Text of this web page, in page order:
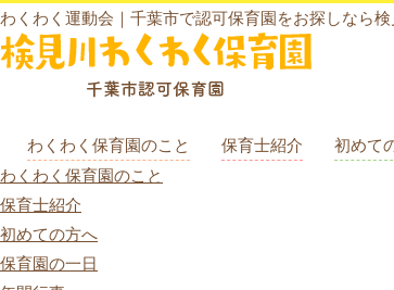
わくわく運動会｜千葉市で認可保育園をお探しなら
わくわく保育園のこと 保育士紹介 初めて
わくわく保育園のこと
保育士紹介
初めての方へ
保育園の一日